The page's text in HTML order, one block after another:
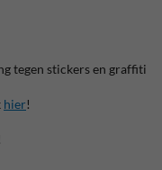
tegen stickers en graffiti
hier!